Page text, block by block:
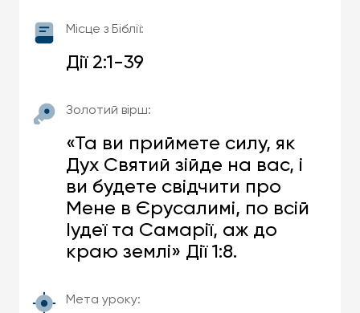
Місце з Біблії:
Дії 2:1-39
Золотий вірш:
«Та ви приймете силу, як
Дух Святий зійде на вас, і
ви будете свідчити про
Мене в Єрусалимі, по всій
Іудеї та Самарії, аж до
краю землі» Дії 1:8.
Мета уроку: